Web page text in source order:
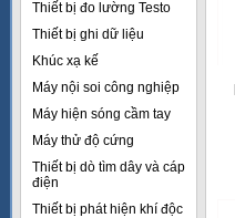
Thiết bị đo lường Testo
Thiết bị ghi dữ liệu
Khúc xạ kế
Máy nội soi công nghiệp
Máy hiện sóng cầm tay
Máy thử độ cứng
Thiết bị dò tìm dây và cáp
điện
Thiết bị phát hiện khí độc